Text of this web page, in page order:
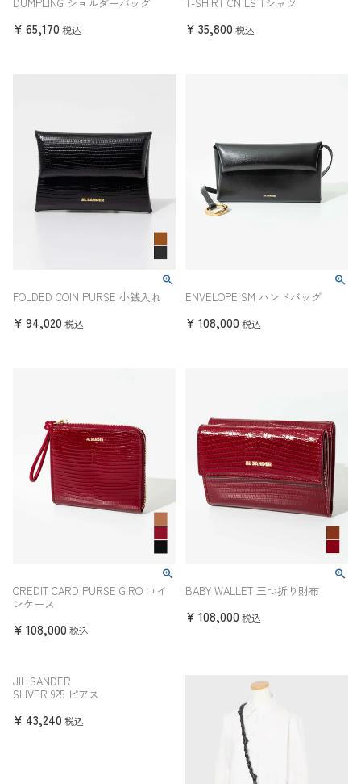
¥ 65,170 税込 ¥ 35,800 税込
FOLDED COIN PURSE 小銭入れ
¥ 94,020 税込
ENVELOPE SM ハンドバッグ
¥ 108,000 税込
CREDIT CARD PURSE GIRO コイ
ンケース
¥ 108,000 税込
BABY WALLET 三つ折り財布
¥ 108,000 税込
JIL SANDER
SLIVER 925 ピアス
¥ 43,240 税込